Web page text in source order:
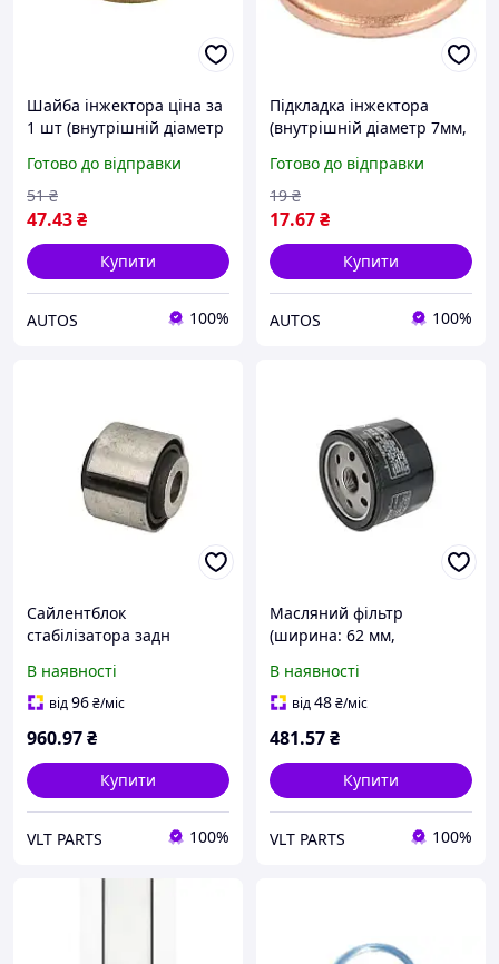
Шайба інжектора ціна за
1 шт (внутрішній діаметр
20,1мм, товщина 2,62мм)
MERCEDES 124 T-MODEL
(S124), 124
Готово до відправки
47.43₴
51 ₴
Купити
AUTOS 100%
Підкладка інжектора
(внутрішній діаметр 7мм,
13,7мм, товщина 1,62мм)
CITROEN ZX 1.4D 07.94-
10.97 ENGITECH
Готово до відправки
17.67₴
19 ₴
Купити
AUTOS 100%
Сайлентблок
стабілізатора задн
22мм, зовнішній діаметр:
72мм, довжина: 62мм) MA
В наявності
від96₴/міс
960.97₴
Купити
VLT PARTS 100%
Масляний фільтр
(ширина: 62 мм,
BMW F, HP4, K, R, S
HUSQVARNA NUDA 650-13
В наявності
від48₴/міс
481.57₴
Купити
VLT PARTS 100%